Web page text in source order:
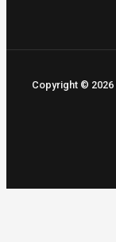
Copyright ©